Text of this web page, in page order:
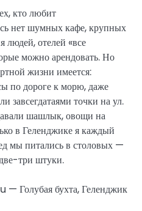
кто любит
нет шумных кафе, крупных
людей, отелей «все
можно арендовать. Но
жизни имеется:
по дороге к морю, даже
завсегдатаями точки на ул.
шашлык, овощи на
в Геленджике я каждый
мы питались в столовых —
три штуки.
Голубая бухта, Геленджик